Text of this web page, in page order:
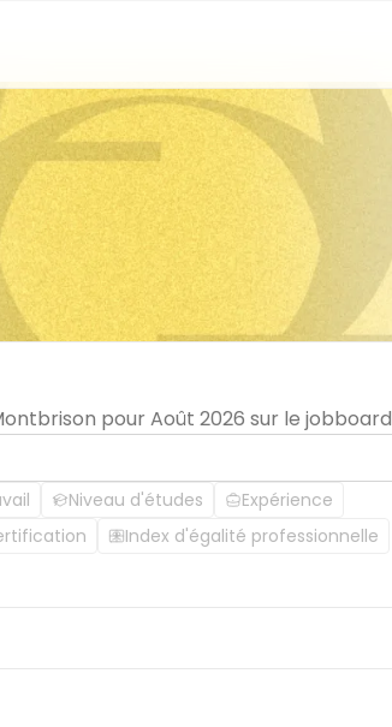
pour Août 2026 sur le jobboard
Niveau d'études Expérience
Index d'égalité professionnelle